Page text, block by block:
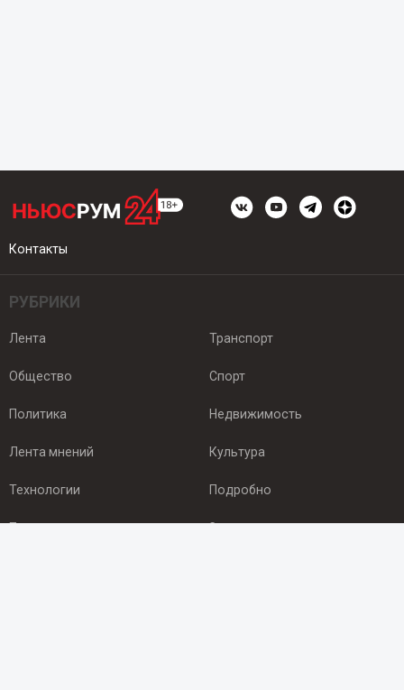
Контакты
РУБРИКИ
Лента
Общество
Политика
Лента мнений
Технологии
Происшествия
Транспорт
Спорт
Недвижимость
Культура
Подробно
Здоровье